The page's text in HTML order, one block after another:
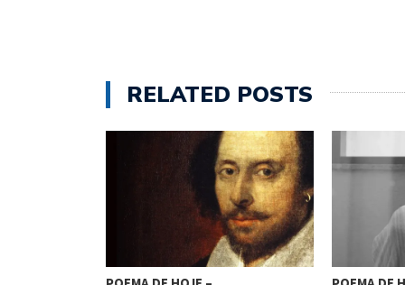
RELATED POSTS